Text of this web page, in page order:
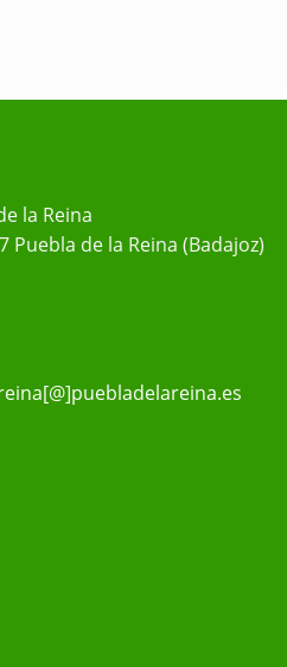
la Reina
Puebla de la Reina (Badajoz)